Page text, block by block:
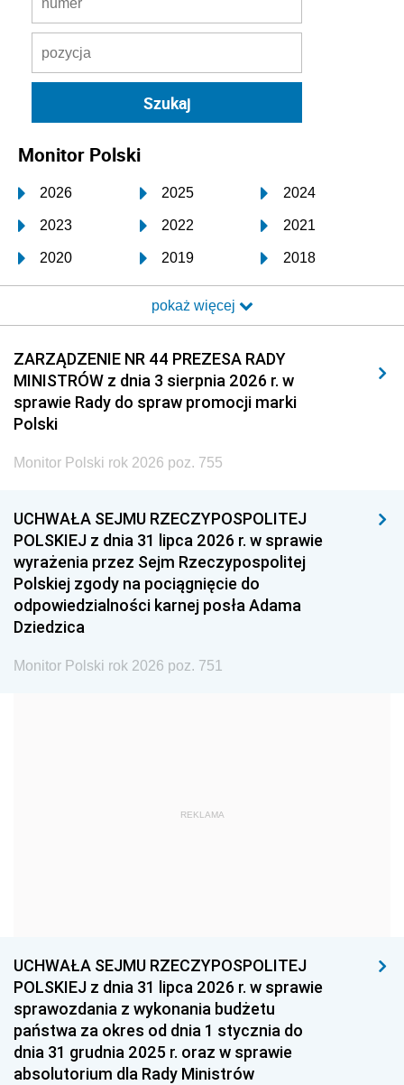
Monitor Polski
2026 2025 2024
2023 2022 2021
2020 2019 2018
2017 2016 2015
2014 2013 2012
2011 2010 2009
2008 2007 2006
2005
1996 1995 1994
1993 1992 1991
1990 1989
1987 1986 1985
1968
1954 1953 1952
1951 1950
1948 1947 1946
1939 1938
pokaż więcej
ZARZĄDZENIE NR 44 PREZESA RADY
MINISTRÓW z dnia 3 sierpnia 2026 r. w
sprawie Rady do spraw promocji marki
Polski
Monitor Polski rok 2026 poz. 755
UCHWAŁA SEJMU RZECZYPOSPOLITEJ
POLSKIEJ z dnia 31 lipca 2026 r. w sprawie
wyrażenia przez Sejm Rzeczypospolitej
Polskiej zgody na pociągnięcie do
odpowiedzialności karnej posła Adama
Dziedzica
Monitor Polski rok 2026 poz. 751
REKLAMA
UCHWAŁA SEJMU RZECZYPOSPOLITEJ
POLSKIEJ z dnia 31 lipca 2026 r. w sprawie
sprawozdania z wykonania budżetu
państwa za okres od dnia 1 stycznia do
dnia 31 grudnia 2025 r. oraz w sprawie
absolutorium dla Rady Ministrów